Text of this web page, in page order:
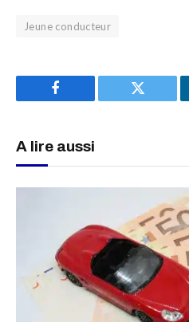
Jeune conducteur
Facebook Twitter
A lire aussi